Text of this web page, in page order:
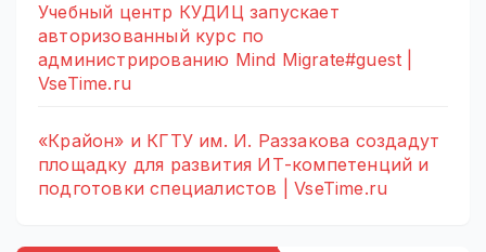
Учебный центр КУДИЦ запускает
авторизованный курс по
администрированию Mind Migrate#guest |
VseTime.ru
«Крайон» и КГТУ им. И. Раззакова создадут
площадку для развития ИТ-компетенций и
подготовки специалистов | VseTime.ru